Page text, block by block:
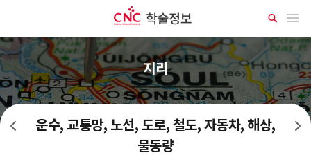
메뉴 열기
상
세
검
지리
운수, 교통망, 노선, 도로, 철도, 자동차, 해상,
물동량
공업 전 지역별 배치, 특성 지역별 자연지리, 면적, 지형, 기후, 생물, 수문, 해양